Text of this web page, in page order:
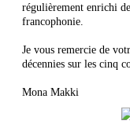
régulièrement enrichi
francophonie.
Je vous remercie de
décennies sur les cinq
Mona Makki